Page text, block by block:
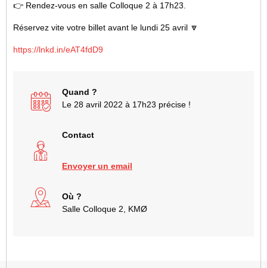
👉 Rendez-vous en salle Colloque 2 à 17h23.
Réservez vite votre billet avant le lundi 25 avril 🔽
https://lnkd.in/eAT4fdD9
Quand ?
Le 28 avril 2022 à 17h23 précise !
Contact
Envoyer un email
Où ?
Salle Colloque 2, KMØ